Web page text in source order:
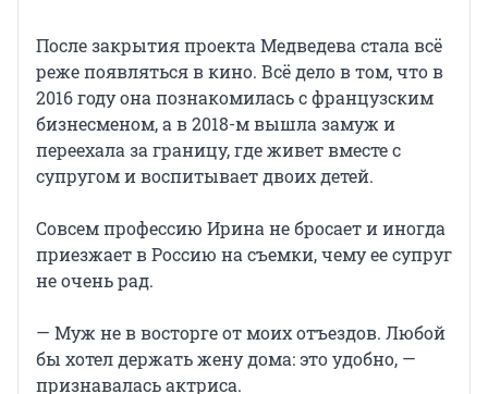
После закрытия проекта Медведева стала всё
реже появляться в кино. Всё дело в том, что в
2016 году она познакомилась с французским
бизнесменом, а в 2018-м вышла замуж и
переехала за границу, где живет вместе с
супругом и воспитывает двоих детей.
Совсем профессию Ирина не бросает и иногда
приезжает в Россию на съемки, чему ее супруг
не очень рад.
— Муж не в восторге от моих отъездов. Любой
бы хотел держать жену дома: это удобно, —
признавалась актриса.